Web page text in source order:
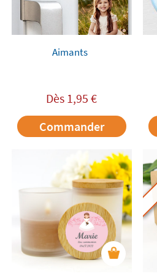
Aimants
Dès 1,95 €
Commander